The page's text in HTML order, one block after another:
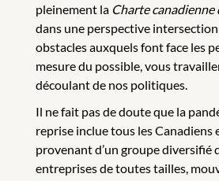
pleinement la Charte
dans une perspective
obstacles auxquels font face les
mesure du possible, vous
découlant de nos politiques.
Il ne fait pas de doute que la
reprise inclue tous les Canadiens
provenant d’un groupe diversifié
entreprises de toutes tailles,